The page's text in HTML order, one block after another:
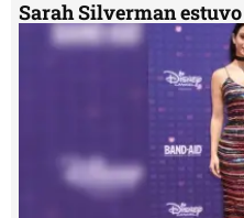
Sarah Silverman